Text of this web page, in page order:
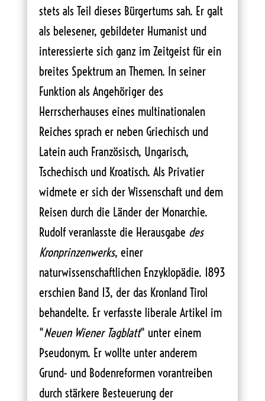
stets als Teil dieses Bürgertums sah. Er galt
als belesener, gebildeter Humanist und
interessierte sich ganz im Zeitgeist für ein
breites Spektrum an Themen. In seiner
Funktion als Angehöriger des
Herrscherhauses eines multinationalen
Reiches sprach er neben Griechisch und
Latein auch Französisch, Ungarisch,
Tschechisch und Kroatisch. Als Privatier
widmete er sich der Wissenschaft und dem
Reisen durch die Länder der Monarchie.
Rudolf veranlasste die Herausgabe des
Kronprinzenwerks, einer
naturwissenschaftlichen Enzyklopädie. 1893
erschien Band 13, der das Kronland Tirol
behandelte. Er verfasste liberale Artikel im
"Neuen Wiener Tagblatt" unter einem
Pseudonym. Er wollte unter anderem
Grund- und Bodenreformen vorantreiben
durch stärkere Besteuerung der